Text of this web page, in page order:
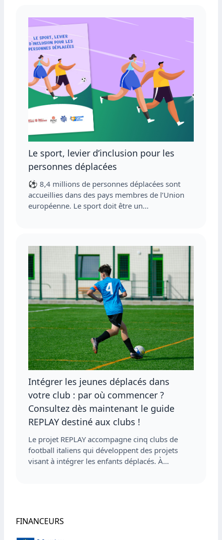
Le sport, levier d’inclusion pour les
personnes déplacées
⚽ 8,4 millions de personnes déplacées sont
accueillies dans des pays membres de l’Union
européenne. Le sport doit être un…
Intégrer les jeunes déplacés dans
votre club : par où commencer ?
Consultez dès maintenant le guide
REPLAY destiné aux clubs !
Le projet REPLAY accompagne cinq clubs de
football italiens qui développent des projets
visant à intégrer les enfants déplacés. À…
FINANCEURS